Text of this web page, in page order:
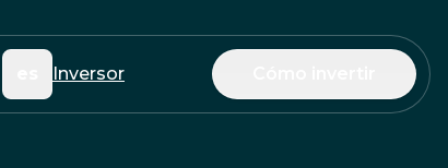
Inversor